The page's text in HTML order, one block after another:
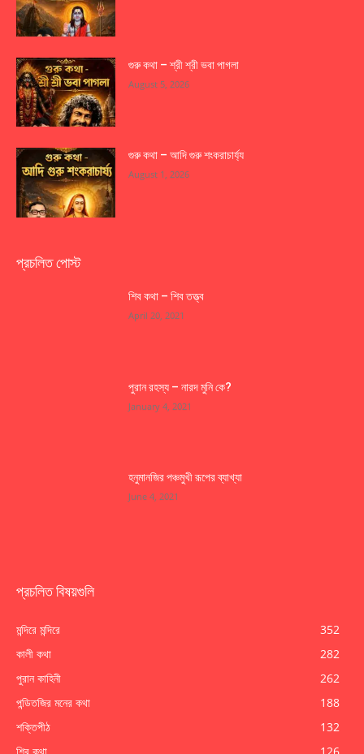
গুরু কথা – শ্রী শ্রী ভবা পাগলা
August 5, 2026
গুরু কথা – আদি গুরু শংকরাচার্য্য
August 1, 2026
প্রচলিত পোস্ট
শিব কথা – শিব তত্ত্ব
April 20, 2021
পুরান রহস্য – নারদ মুনি কে?
January 4, 2021
হনুমানজির পঞ্চমুখী রূপের ব্যাখ্যা
June 4, 2021
প্রচলিত বিষয়গুলি
মন্দিরে মন্দিরে
352
কালী কথা
282
পুরান কাহিনী
262
পন্ডিতজির মনের কথা
188
শক্তিপীঠ
132